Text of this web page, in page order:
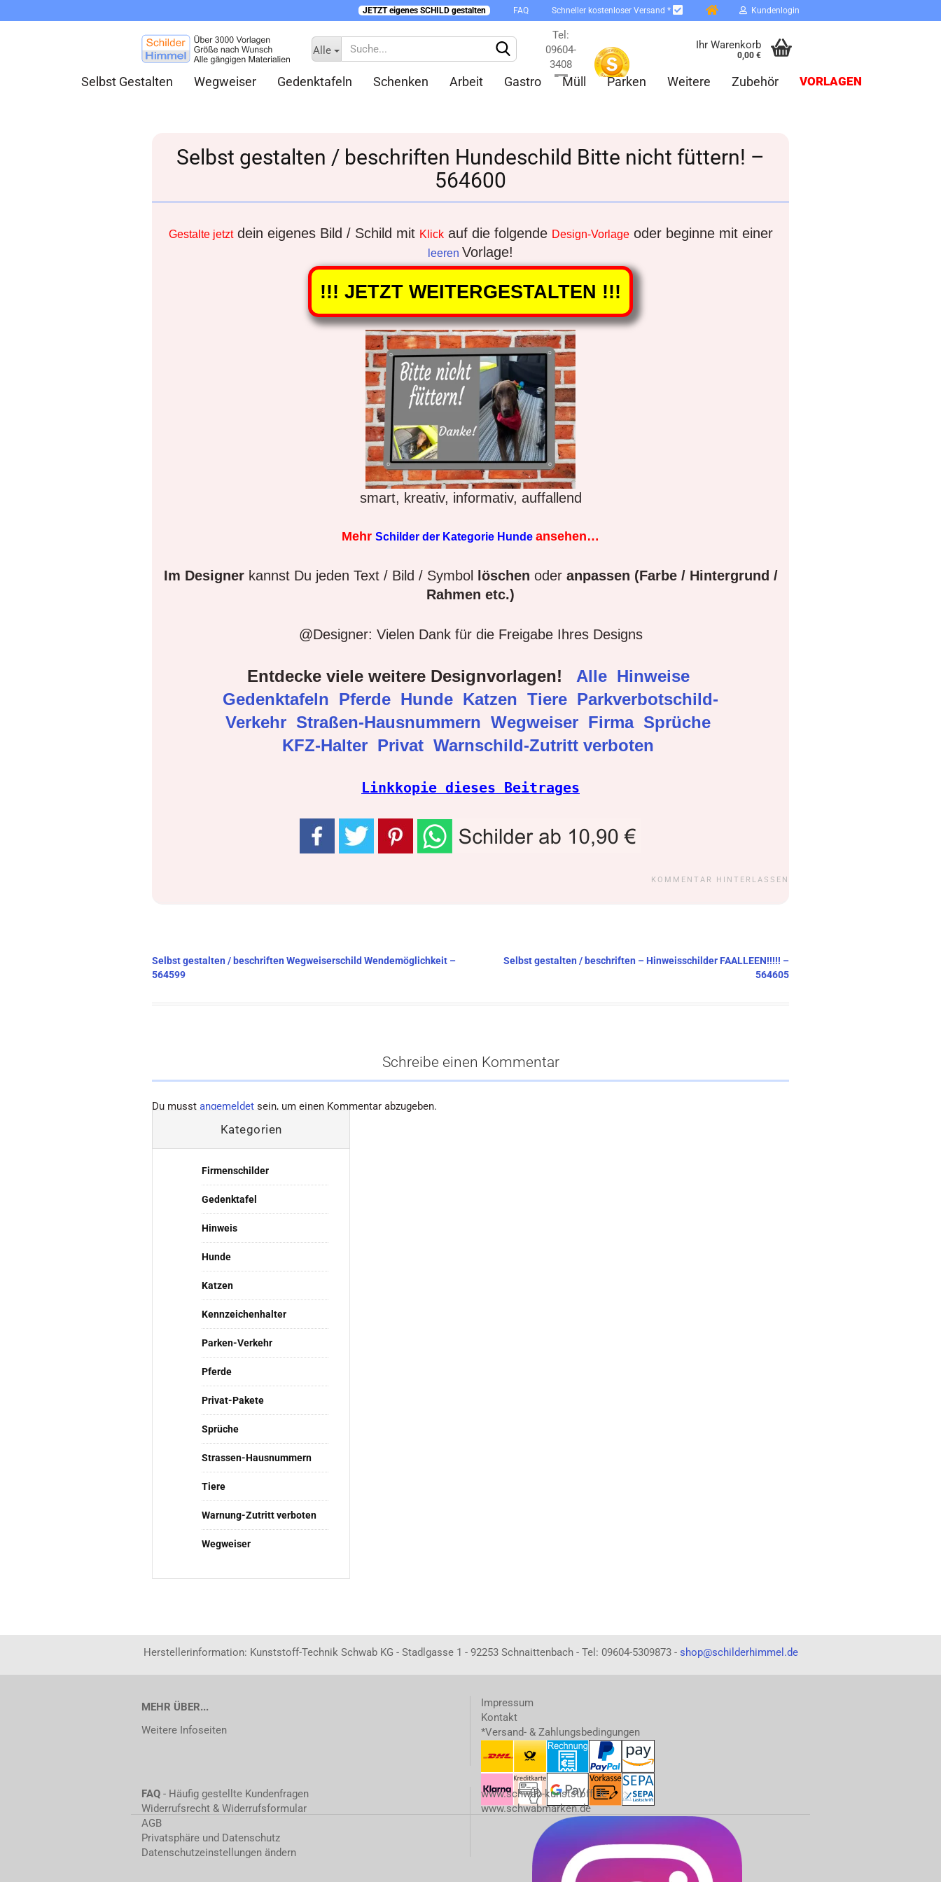
JETZT eigenes SCHILD gestalten FAQ Schneller kostenloser Versand * Kundenlogin
Konto erstellen
Passwort vergessen?
Alle
Tel:
09604-
3408
Ihr Warenkorb
0,00 €
Selbst Gestalten Wegweiser Gedenktafeln Schenken Arbeit Gastro Müll Parken Weitere Zubehör VORLAGEN
Selbst gestalten / beschriften Hundeschild Bitte nicht füttern! –
564600
Gestalte jetztdein eigenes Bild / Schild mit Klickauf die folgende Design-Vorlageoder beginne mit einer
leeren Vorlage!
!!! JETZT WEITERGESTALTEN !!!
smart, kreativ, informativ, auffallend
Mehr Schilder der Kategorie Hunde ansehen…
Im Designerkannst Du jeden Text / Bild / Symbol löschen oder anpassen (Farbe / Hintergrund /
Rahmen etc.)
@Designer: Vielen Dank für die Freigabe Ihres Designs
Entdecke viele weitere Designvorlagen! Alle Hinweise
Gedenktafeln
Pferde Hunde Katzen Tiere Parkverbotschild-
Verkehr Straßen-Hausnummern Wegweiser Firma Sprüche
KFZ-Halter Privat Warnschild-Zutritt verboten
Linkkopie dieses Beitrages
KOMMENTAR HINTERLASSEN
Beitragsnavigation
Selbst gestalten / beschriften Wegweiserschild Wendemöglichkeit –
564599
Selbst gestalten / beschriften – Hinweisschilder FAALLEEN!!!!! –
564605
Schreibe einen Kommentar
Du musst angemeldet sein, um einen Kommentar abzugeben.
Kategorien
Firmenschilder
Gedenktafel
Hinweis
Hunde
Katzen
Kennzeichenhalter
Parken-Verkehr
Pferde
Privat-Pakete
Sprüche
Strassen-Hausnummern
Tiere
Warnung-Zutritt verboten
Wegweiser
Herstellerinformation: Kunststoff-Technik Schwab KG - Stadlgasse 1 - 92253 Schnaittenbach - Tel: 09604-5309873 - shop@schilderhimmel.de
MEHR ÜBER...
Weitere Infoseiten
Impressum
Kontakt
*Versand- & Zahlungsbedingungen
FAQ - Häufig gestellte Kundenfragen
Widerrufsrecht & Widerrufsformular
AGB
Privatsphäre und Datenschutz
Datenschutzeinstellungen ändern
www.schwab-kunststoff.de
www.schwabmarken.de